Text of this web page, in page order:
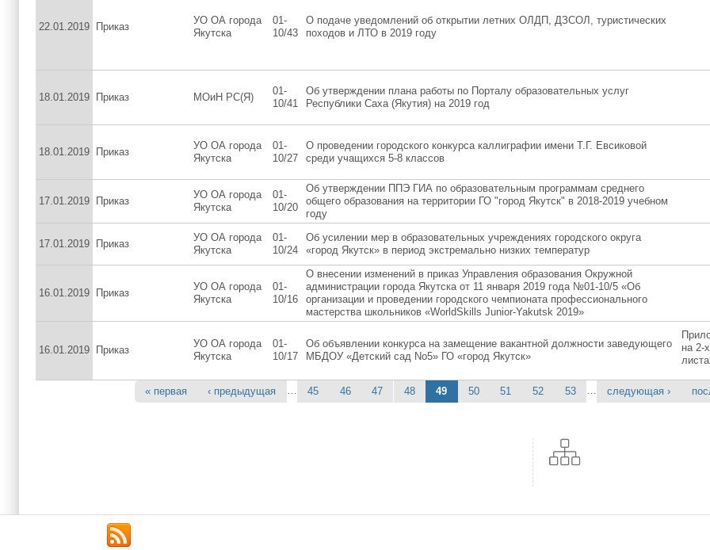
22.01.2019 Приказ
УО ОА города
Якутска
01-
10/43
О подаче уведомлений об открытии летних ОЛДП, ДЗСОЛ, туристических
походов и ЛТО в 2019 году
18.01.2019 Приказ МОиН РС(Я)
01-
10/41
Об утверждении плана работы по Порталу образовательных услуг
Республики Саха (Якутия) на 2019 год
18.01.2019 Приказ
УО ОА города
Якутска
01-
10/27
О проведении городского конкурса каллиграфии имени Т.Г. Евсиковой
среди учащихся 5-8 классов
17.01.2019 Приказ
УО ОА города
Якутска
01-
10/20
Об утверждении ППЭ ГИА по образовательным программам среднего
общего образования на территории ГО "город Якутск" в 2018-2019 учебном
году
17.01.2019 Приказ
УО ОА города
Якутска
01-
10/24
Об усилении мер в образовательных учреждениях городского округа
«город Якутск» в период экстремально низких температур
16.01.2019 Приказ
УО ОА города
Якутска
01-
10/16
О внесении изменений в приказ Управления образования Окружной
администрации города Якутска от 11 января 2019 года №01-10/5 «Об
организации и проведении городского чемпионата профессионального
мастерства школьников «WorldSkills Junior-Yakutsk 2019»
16.01.2019 Приказ
УО ОА города
Якутска
01-
10/17
Об объявлении конкурса на замещение вакантной должности заведующего
МБДОУ «Детский сад No5» ГО «город Якутск»
на 2-х
« первая ‹ предыдущая … 45 46 47 48 49 50 51 52 53 … следующая ›